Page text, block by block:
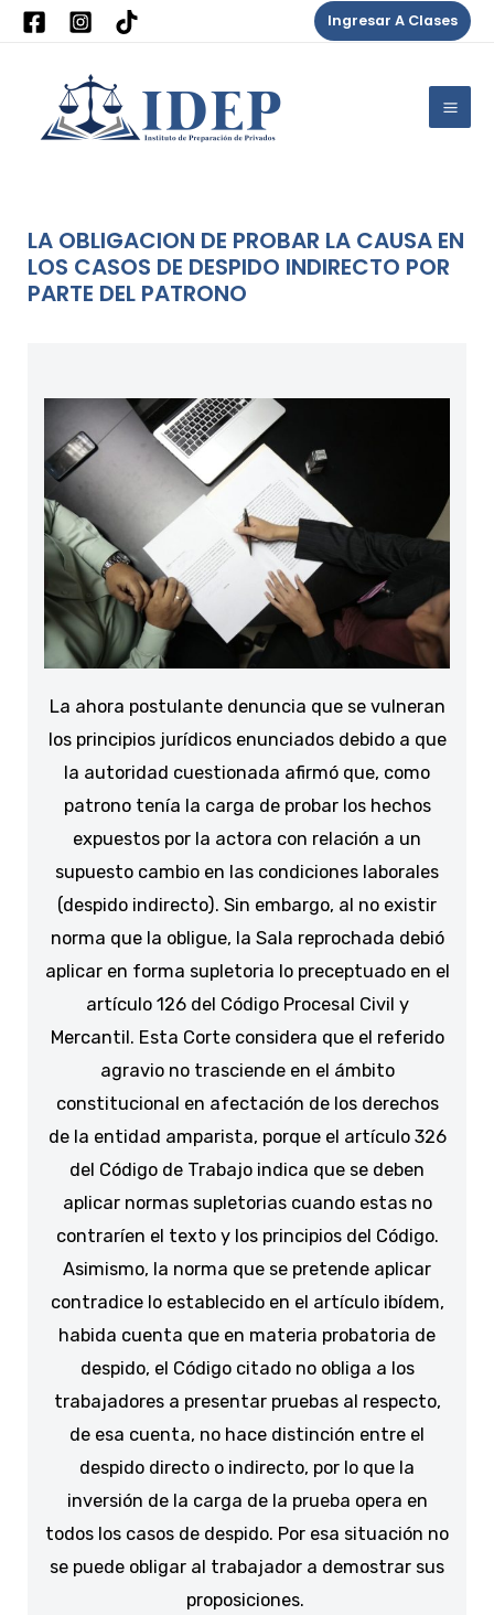
contenido
Ingresar A Clases
LA OBLIGACION DE PROBAR LA CAUSA EN
LOS CASOS DE DESPIDO INDIRECTO POR
PARTE DEL PATRONO
La ahora postulante denuncia que se vulneran
los principios jurídicos enunciados debido a que
la autoridad cuestionada afirmó que, como
patrono tenía la carga de probar los hechos
expuestos por la actora con relación a un
supuesto cambio en las condiciones laborales
(despido indirecto). Sin embargo, al no existir
norma que la obligue, la Sala reprochada debió
aplicar en forma supletoria lo preceptuado en el
artículo 126 del Código Procesal Civil y
Mercantil. Esta Corte considera que el referido
agravio no trasciende en el ámbito
constitucional en afectación de los derechos
de la entidad amparista, porque el artículo 326
del Código de Trabajo indica que se deben
aplicar normas supletorias cuando estas no
contraríen el texto y los principios del Código.
Asimismo, la norma que se pretende aplicar
contradice lo establecido en el artículo ibídem,
habida cuenta que en materia probatoria de
despido, el Código citado no obliga a los
trabajadores a presentar pruebas al respecto,
de esa cuenta, no hace distinción entre el
despido directo o indirecto, por lo que la
inversión de la carga de la prueba opera en
todos los casos de despido. Por esa situación no
se puede obligar al trabajador a demostrar sus
proposiciones.